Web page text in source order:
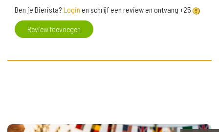
Ben je Bierista? Login en schrijf een review en ontvang +25
Review toevoegen